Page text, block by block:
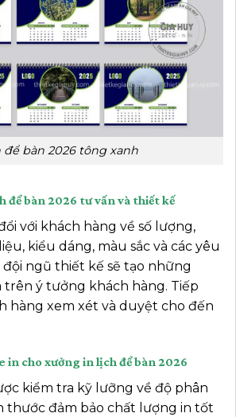
để bàn 2026 tông xanh
để bàn 2026 tư vấn và thiết kế
với khách hàng về số lượng,
kiểu dáng, màu sắc và các yêu
đội ngũ thiết kế sẽ tạo những
ý tưởng khách hàng. Tiếp
hàng xem xét và duyệt cho đến
in cho xưởng in lịch để bàn 2026
kiểm tra kỹ lưỡng về độ phân
thước đảm bảo chất lượng in tốt